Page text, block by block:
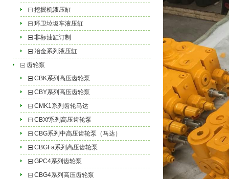
挖掘机液压缸
环卫垃圾车液压缸
非标油缸订制
冶金系列液压缸
齿轮泵
CBK系列高压齿轮泵
CBY系列高压齿轮泵
CMK1系列齿轮马达
CBXf系列高压齿轮泵
CBG系列中高压齿轮泵（马达）
CBGFa系列高压齿轮泵
GPC4系列齿轮泵
CBG4系列高压齿轮泵